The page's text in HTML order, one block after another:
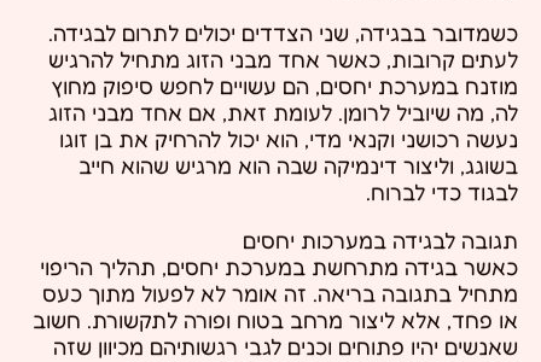
כשמדובר בבגידה, שני הצדדים יכולים לתרום לבגידה.
לעתים קרובות, כאשר אחד מבני הזוג מתחיל להרגיש
מוזנח במערכת יחסים, הם עשויים לחפש סיפוק מחוץ
לה, מה שיוביל לרומן. לעומת זאת, אם אחד מבני הזוג
נעשה רכושני וקנאי מדי, הוא יכול להרחיק את בן זוגו
בשוגג, וליצור דינמיקה שבה הוא מרגיש שהוא חייב
לבגוד כדי לברוח.
תגובה לבגידה במערכות יחסים
כאשר בגידה מתרחשת במערכת יחסים, תהליך הריפוי
מתחיל בתגובה בריאה. זה אומר לא לפעול מתוך כעס
או פחד, אלא ליצור מרחב בטוח ופורה לתקשורת. חשוב
שאנשים יהיו פתוחים וכנים לגבי רגשותיהם מכיוון שזה